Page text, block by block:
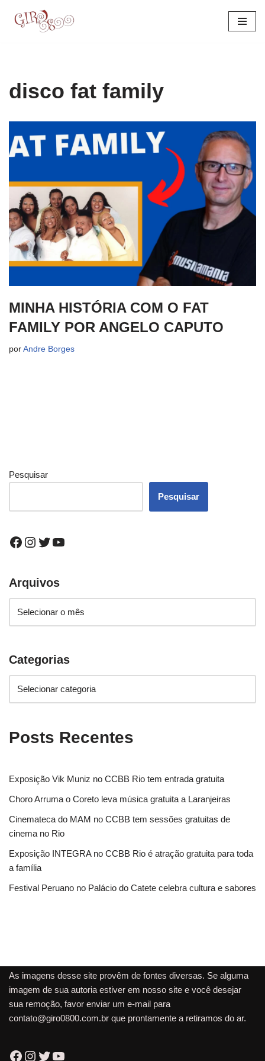
disco fat family
MINHA HISTÓRIA COM O FAT
FAMILY POR ANGELO CAPUTO
por Andre Borges
Pesquisar
Pesquisar
Arquivos
Categorias
Posts Recentes
Exposição Vik Muniz no CCBB Rio tem entrada gratuita
Choro Arruma o Coreto leva música gratuita a Laranjeiras
Cinemateca do MAM no CCBB tem sessões gratuitas de
cinema no Rio
Exposição INTEGRA no CCBB Rio é atração gratuita para toda
a família
Festival Peruano no Palácio do Catete celebra cultura e sabores
As imagens desse site provêm de fontes diversas. Se alguma
imagem de sua autoria estiver em nosso site e você desejar
sua remoção, favor enviar um e-mail para
contato@giro0800.com.br que prontamente a retiramos do ar.